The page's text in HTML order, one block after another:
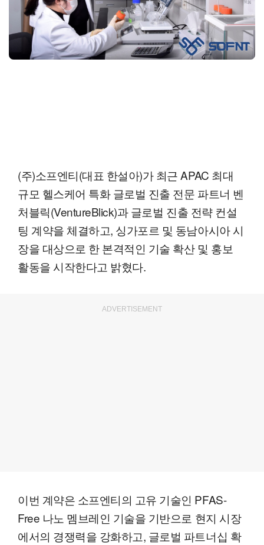
(주)소프엔티(대표 한설아)가 최근 APAC 최대
규모 헬스케어 특화 글로벌 진출 전문 파트너 벤
처블릭(VentureBlick)과 글로벌 진출 전략 컨설
팅 계약을 체결하고, 싱가포르 및 동남아시아 시
장을 대상으로 한 본격적인 기술 확산 및 홍보
활동을 시작한다고 밝혔다.
ADVERTISEMENT
이번 계약은 소프엔티의 고유 기술인 PFAS-
Free 나노 멤브레인 기술을 기반으로 현지 시장
에서의 경쟁력을 강화하고, 글로벌 파트너십 확